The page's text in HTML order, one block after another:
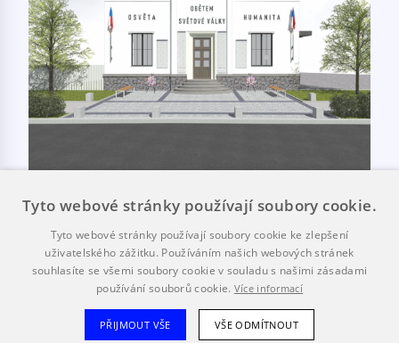
Kultura 0
Oprava památníku obětem válek,
hasičárny a rozšíření garáží JSDHO
V realizaci
Tyto webové stránky používají soubory cookie.
Tyto webové stránky používají soubory cookie ke zlepšení
uživatelského zážitku. Používáním našich webových stránek
souhlasíte se všemi soubory cookie v souladu s našimi zásadami
používání souborů cookie. Více informací
PŘIJMOUT VŠE VŠE ODMÍTNOUT